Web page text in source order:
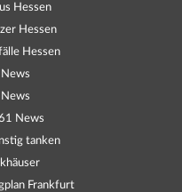
Hessen
Hessen
Hessen
News
tanken
Frankfurt